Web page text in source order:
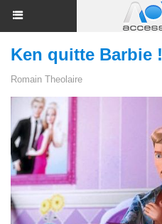
Ken quitte Barbie !
Romain Theolaire